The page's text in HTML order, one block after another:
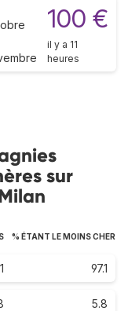
100 €
il y a 11
heures
sur
% ÉTANT LE MOINS CHER
97.1
5.8